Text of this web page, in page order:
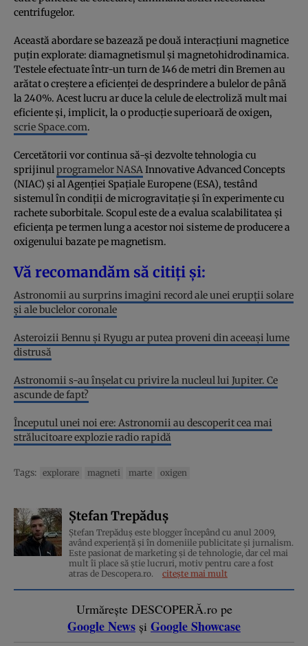
centrifugelor.
Această abordare se bazează pe două interacțiuni magnetice
puțin explorate: diamagnetismul și magnetohidrodinamica.
Testele efectuate într-un turn de 146 de metri din Bremen au
arătat o creștere a eficienței de desprindere a bulelor de până
la 240%. Acest lucru ar duce la celule de electroliză mult mai
eficiente și, implicit, la o producție superioară de oxigen,
scrie Space.com.
Cercetătorii vor continua să-și dezvolte tehnologia cu
sprijinulprogramelor NASAInnovative Advanced Concepts
(NIAC) și al Agenției Spațiale Europene (ESA), testând
sistemul în condiții de microgravitație și în experimente cu
rachete suborbitale. Scopul este de a evalua scalabilitatea și
eficiența pe termen lung a acestor noi sisteme de producere a
oxigenului bazate pe magnetism.
Vă recomandăm să citiți și:
Astronomii au surprins imagini record ale unei erupții solare
și ale buclelor coronale
Asteroizii Bennu și Ryugu ar putea proveni din aceeași lume
distrusă
Astronomii s-au înșelat cu privire la nucleul lui Jupiter. Ce
ascunde de fapt?
Începutul unei noi ere: Astronomii au descoperit cea mai
strălucitoare explozie radio rapidă
Tags: explorare magneti marte oxigen
Ștefan Trepăduș
Ștefan Trepăduș este blogger începând cu anul 2009,
având experiență și în domeniile publicitate și jurnalism.
Este pasionat de marketing și de tehnologie, dar cel mai
mult îi place să știe lucruri, motiv pentru care a fost
atras de Descopera.ro.
citește mai mult
Urmărește DESCOPERĂ.ro pe
Google News și Google Showcase